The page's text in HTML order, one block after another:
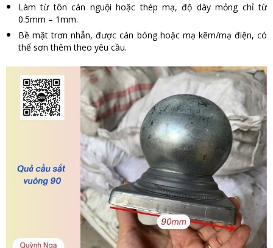
Làm từ tôn cán nguội hoặc thép mạ, độ dày mỏng chỉ từ
0.5mm – 1mm.
Bề mặt trơn nhẵn, được cán bóng hoặc mạ kẽm/mạ điện, có
thể sơn thêm theo yêu cầu.